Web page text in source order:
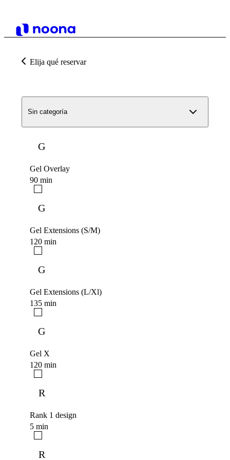
Elija qué reservar
Sin categoría
G
Gel Overlay
90 min
G
Gel Extensions (S/M)
120 min
G
Gel Extensions (L/Xl)
135 min
G
Gel X
120 min
R
Rank 1 design
5 min
R